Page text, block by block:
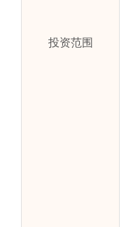
投资范围